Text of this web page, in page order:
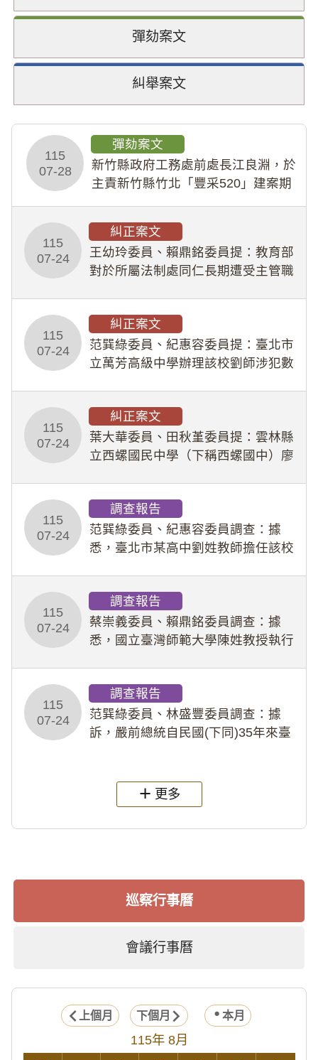
彈劾案文
糾舉案文
115
07-28
彈劾案文
新竹縣政府工務處前處長江良淵，於
主責新竹縣竹北「豐采520」建案期
幣1,483萬餘元，並長期收受建商餽
贈；復罔顧公共安全，圖利默許建商
於停工期間
115
07-24
糾正案文
王幼玲委員、賴鼎銘委員提：教育部
對於所屬法制處同仁長期遭受主管職
人員保障法」及「職業安全衛生法」
所定維護公務人員
115
07-24
糾正案文
范巽綠委員、紀惠容委員提：臺北市
立萬芳高級中學辦理該校劉師涉犯數
業把關與糾錯功能，不僅首份調查報
告漏未審酌師生不
115
07-24
糾正案文
葉大華委員、田秋堇委員提：雲林縣
立西螺國民中學（下稱西螺國中）廖
教羽球隊學生等行為，歷經該校校園
事件處理會議（下
115
07-24
調查報告
范巽綠委員、紀惠容委員調查：據
悉，臺北市某高中劉姓教師擔任該校
行拍攝特定樣態性影像並以手機傳送
劉師。該生因畏懼成
115
07-24
調查報告
蔡崇義委員、賴鼎銘委員調查：據
悉，國立臺灣師範大學陳姓教授執行
術倫理等情案調查報告。(115教調
31)
115
07-24
調查報告
范巽綠委員、林盛豐委員調查：據
訴，嚴前總統自民國(下同)35年來臺
過世後，總統府於89年間函請其家屬
繼續留住
更多
巡察行事曆
會議行事曆
上個月 下個月 本月
115年 8月